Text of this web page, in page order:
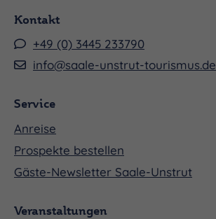
Kontakt
+49 (0) 3445 233790
info@saale-unstrut-tourismus.de
Service
Anreise
Prospekte bestellen
Gäste-Newsletter Saale-Unstrut
Veranstaltungen